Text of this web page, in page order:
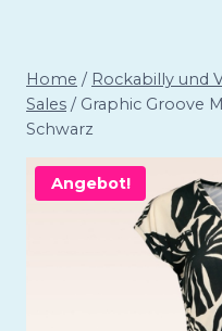
Home / Rockabilly und
Sales / Graphic Groove
Schwarz
Angebot!